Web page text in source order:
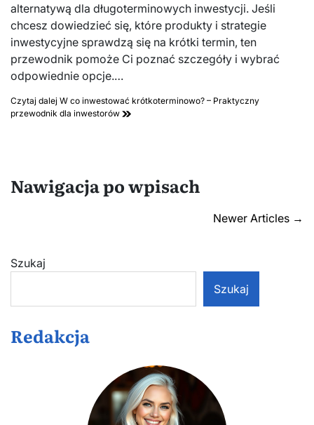
alternatywą dla długoterminowych inwestycji. Jeśli
chcesz dowiedzieć się, które produkty i strategie
inwestycyjne sprawdzą się na krótki termin, ten
przewodnik pomoże Ci poznać szczegóły i wybrać
odpowiednie opcje.…
Czytaj dalej W co inwestować krótkoterminowo? – Praktyczny
przewodnik dla inwestorów
Nawigacja po wpisach
Newer Articles →
Szukaj
Szukaj
Redakcja